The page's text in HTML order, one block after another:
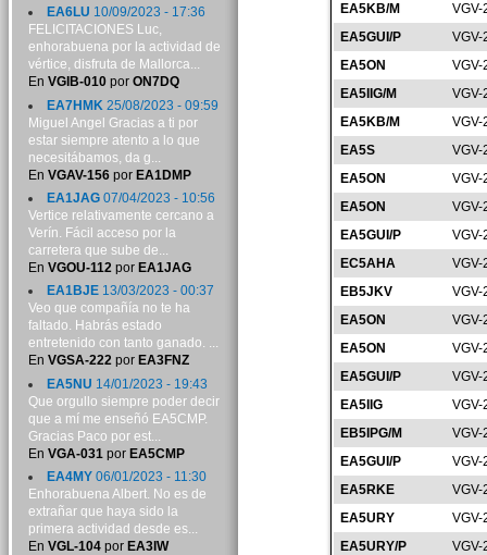
EA5KB/M
VGV-
EA5GUI/P
VGV-
EA5ON
VGV-
EA5IIG/M
VGV-
EA5KB/M
VGV-
EA5S
VGV-
EA5ON
VGV-
EA5ON
VGV-
EA5GUI/P
VGV-
EC5AHA
VGV-
EB5JKV
VGV-
EA5ON
VGV-
EA5ON
VGV-
EA5GUI/P
VGV-
EA5IIG
VGV-
EB5IPG/M
VGV-
EA5GUI/P
VGV-
EA5RKE
VGV-
EA5URY
VGV-
EA5URY/P
VGV-
EA6LU 10/09/2023 - 17:36
FELICITACIONES Luc,
enhorabuena por la actividad de
vértice, disfruta de Mallorca...
En VGIB-010por ON7DQ
EA7HMK 25/08/2023 - 09:59
Miguel Angel Gracias a ti por
estar siempre atento a lo que
necesitábamos, da g...
En VGAV-156por EA1DMP
EA1JAG07/04/2023 - 10:56
Vertice relativamente cercano a
Verín. Fácil acceso por la
carretera que sube de...
En VGOU-112por EA1JAG
EA1BJE13/03/2023 - 00:37
Veo que compañía no te ha
faltado. Habrás estado
entretenido con tanto ganado. ...
En VGSA-222por EA3FNZ
EA5NU 14/01/2023 - 19:43
Que orgullo siempre poder decir
que a mí me enseñó EA5CMP.
Gracias Paco por est...
En VGA-031 por EA5CMP
EA4MY06/01/2023 - 11:30
Enhorabuena Albert. No es de
extrañar que haya sido la
primera actividad desde es...
En VGL-104por EA3IW